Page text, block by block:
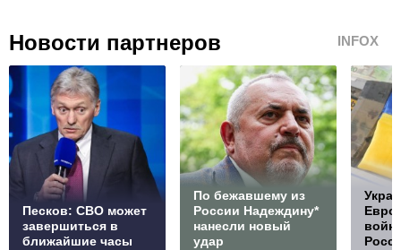
Новости партнеров INFOX
Песков: СВО может
завершиться в
ближайшие часы
По бежавшему из
России Надеждину*
нанесли новый
удар